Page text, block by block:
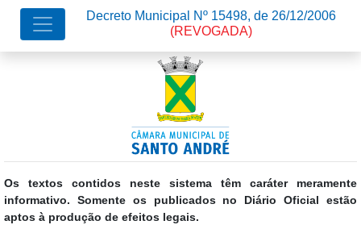
Os textos contidos neste sistema têm caráter meramente
informativo. Somente os publicados no Diário Oficial estão
aptos à produção de efeitos legais.
Decreto Municipal Nº 15498, de 26/12/2006
(REVOGADA)